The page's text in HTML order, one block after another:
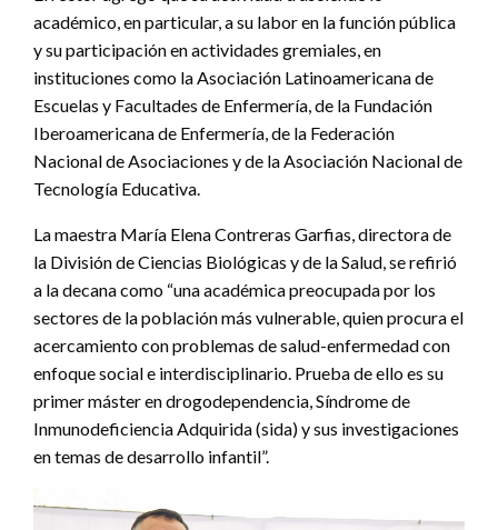
académico, en particular, a su labor en la función pública
y su participación en actividades gremiales, en
instituciones como la Asociación Latinoamericana de
Escuelas y Facultades de Enfermería, de la Fundación
Iberoamericana de Enfermería, de la Federación
Nacional de Asociaciones y de la Asociación Nacional de
Tecnología Educativa.
La maestra María Elena Contreras Garfias, directora de
la División de Ciencias Biológicas y de la Salud, se refirió
a la decana como “una académica preocupada por los
sectores de la población más vulnerable, quien procura el
acercamiento con problemas de salud-enfermedad con
enfoque social e interdisciplinario. Prueba de ello es su
primer máster en drogodependencia, Síndrome de
Inmunodeficiencia Adquirida (sida) y sus investigaciones
en temas de desarrollo infantil”.